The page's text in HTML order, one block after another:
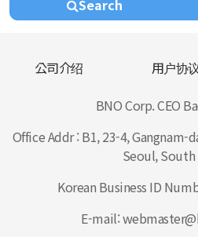
Search
公司介绍 用户协
BNO Corp. CEO
Office Addr : B1, 23-4, Gangnam-
Seoul, South
Korean Business ID
E-mail: